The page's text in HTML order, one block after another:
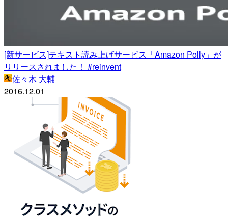
[新サービス]テキスト読み上げサービス「Amazon Polly」が
リリースされました！ #reinvent
佐々木 大輔
2016.12.01